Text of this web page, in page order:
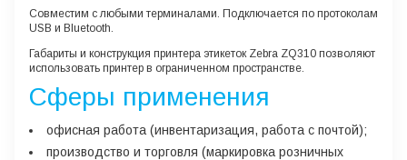
Совместим с любыми терминалами. Подключается по протоколам
USB и Bluetooth.
Габариты и конструкция принтера этикеток Zebra ZQ310 позволяют
использовать принтер в ограниченном пространстве.
Сферы применения
офисная работа (инвентаризация, работа с почтой);
производство и торговля (маркировка розничных